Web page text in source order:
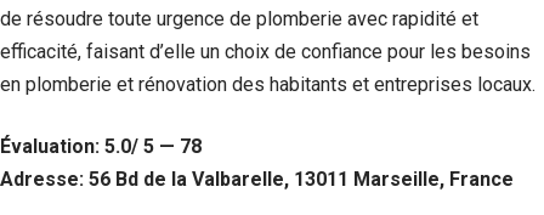
de résoudre toute urgence de plomberie avec rapidité et
efficacité, faisant d’elle un choix de confiance pour les besoins
en plomberie et rénovation des habitants et entreprises locaux.
Évaluation: 5.0/ 5 — 78
Adresse: 56 Bd de la Valbarelle, 13011 Marseille, France